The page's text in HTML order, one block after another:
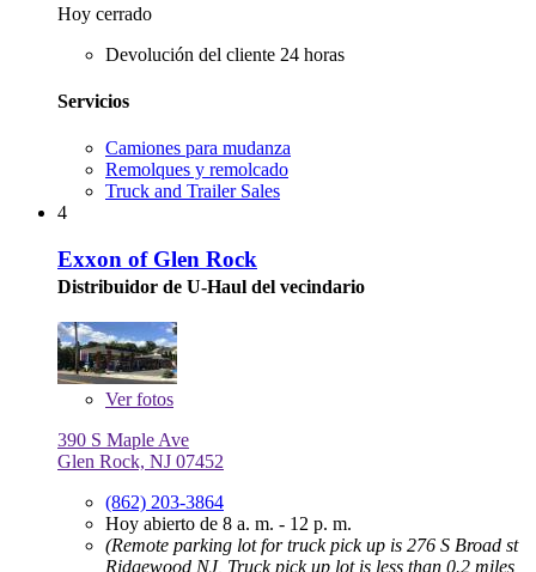
Hoy cerrado
Devolución del cliente 24 horas
Servicios
Camiones para mudanza
Remolques y remolcado
Truck and Trailer Sales
4
Exxon of Glen Rock
Distribuidor de U-Haul del vecindario
Verfotos
390 S Maple Ave
Glen Rock, NJ 07452
(862) 203-3864
Hoy abierto de 8 a. m. - 12 p. m.
(Remote parking lot for truck pick up is 276 S Broad st
Ridgewood NJ, Truck pick up lot is less than 0.2 miles